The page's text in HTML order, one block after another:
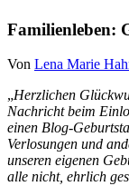
Familienleben:
Von Lena Marie
„Herzlichen
Nachricht beim
einen Blog-
Verlosungen und
unseren eigenen
alle nicht, ehrlich